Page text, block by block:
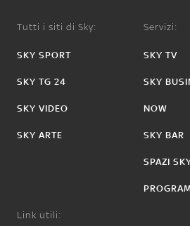
Tutti i siti di Sky:
SKY SPORT
SKY TG 24
SKY VIDEO
SKY ARTE
Servizi:
SKY TV
SKY
NOW
SKY BAR
SPAZI
Link utili: